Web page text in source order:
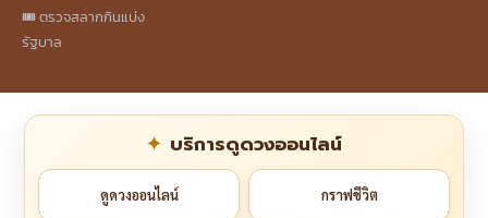
🎟️ ตรวจสลากกินแบ่ง
รัฐบาล
บริการดูดวงออนไลน์
ดูดวงออนไลน์ กราฟชีวิต